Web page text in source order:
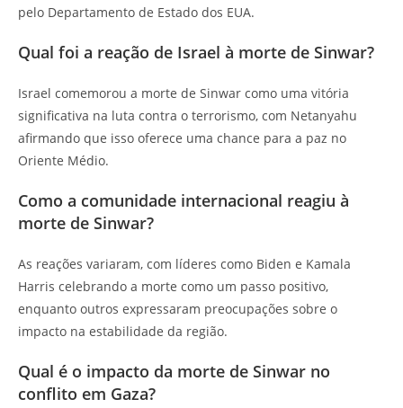
pelo Departamento de Estado dos EUA.
Qual foi a reação de Israel à morte de Sinwar?
Israel comemorou a morte de Sinwar como uma vitória
significativa na luta contra o terrorismo, com Netanyahu
afirmando que isso oferece uma chance para a paz no
Oriente Médio.
Como a comunidade internacional reagiu à
morte de Sinwar?
As reações variaram, com líderes como Biden e Kamala
Harris celebrando a morte como um passo positivo,
enquanto outros expressaram preocupações sobre o
impacto na estabilidade da região.
Qual é o impacto da morte de Sinwar no
conflito em Gaza?